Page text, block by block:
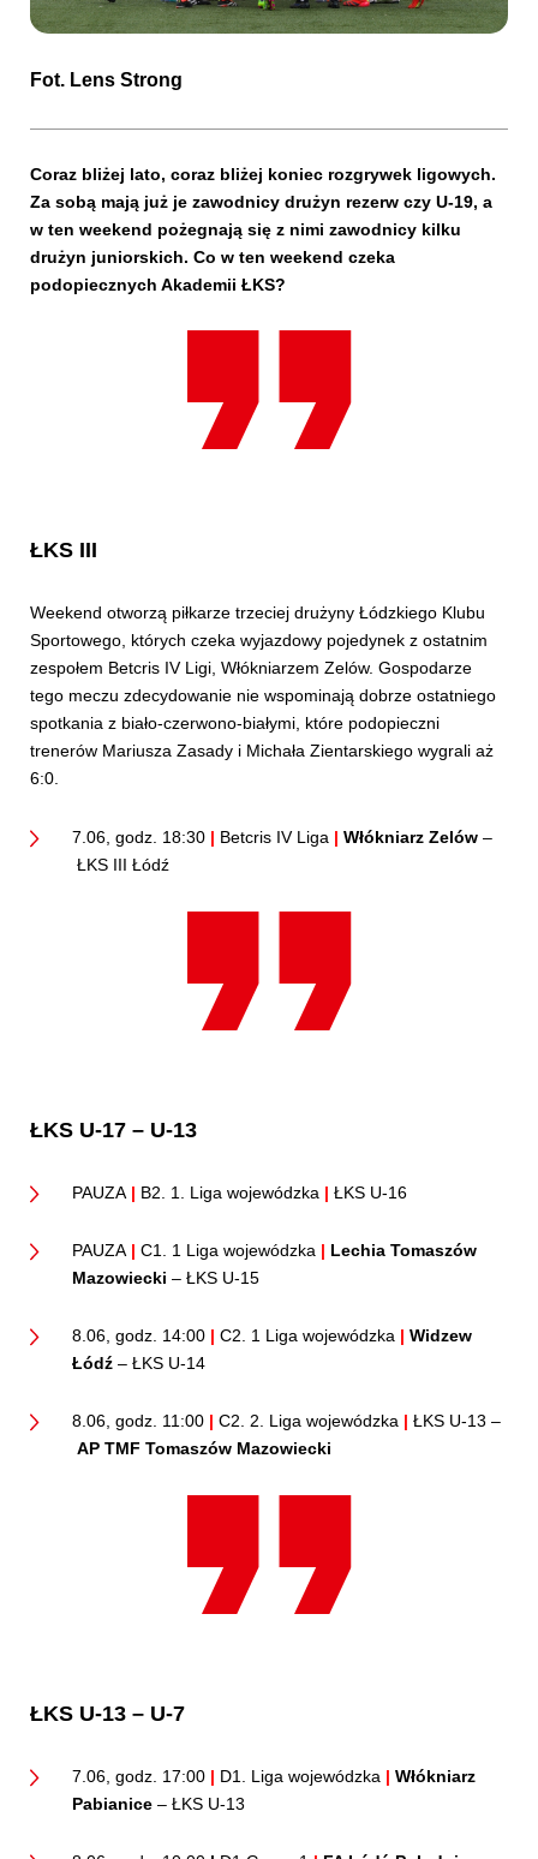
Fot. Lens Strong
Coraz bliżej lato, coraz bliżej koniec rozgrywek ligowych.
Za sobą mają już je zawodnicy drużyn rezerw czy U-19, a
w ten weekend pożegnają się z nimi zawodnicy kilku
drużyn juniorskich. Co w ten weekend czeka
podopiecznych Akademii ŁKS?
ŁKS III
Weekend otworzą piłkarze trzeciej drużyny Łódzkiego Klubu
Sportowego, których czeka wyjazdowy pojedynek z ostatnim
zespołem Betcris IV Ligi, Włókniarzem Zelów. Gospodarze
tego meczu zdecydowanie nie wspominają dobrze ostatniego
spotkania z biało-czerwono-białymi, które podopieczni
trenerów Mariusza Zasady i Michała Zientarskiego wygrali aż
6:0.
7.06, godz. 18:30 | Betcris IV Liga | Włókniarz Zelów –
ŁKS III Łódź
ŁKS U-17 – U-13
PAUZA | B2. 1. Liga wojewódzka | ŁKS U-16
PAUZA | C1. 1 Liga wojewódzka | Lechia Tomaszów
Mazowiecki – ŁKS U-15
8.06, godz. 14:00 | C2. 1 Liga wojewódzka | Widzew
Łódź – ŁKS U-14
8.06, godz. 11:00 | C2. 2. Liga wojewódzka | ŁKS U-13 –
AP TMF Tomaszów Mazowiecki
ŁKS U-13 – U-7
7.06, godz. 17:00 | D1. Liga wojewódzka | Włókniarz
Pabianice – ŁKS U-13